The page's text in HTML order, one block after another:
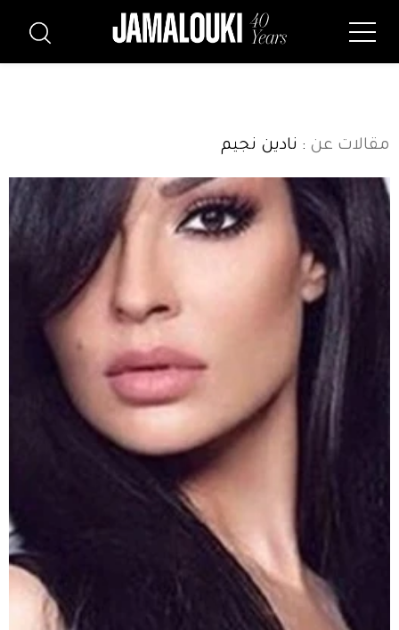
مقالات عن : نادين نجيم